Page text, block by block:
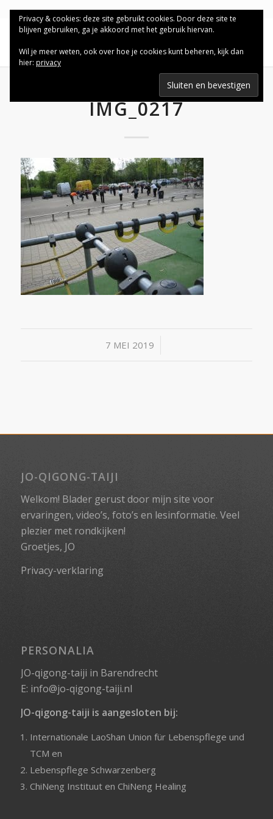
IMG_0217
7 MEI 2019
/
JO-QIGONG-TAIJI
Welkom! Blader gerust door mijn site voor
ervaringen, video’s, foto’s en lesinformatie. Veel
plezier met rondkijken!
Groetjes, JO
Privacy-verklaring
PERSONALIA
JO-qigong-taiji in Barendrecht
E: info@jo-qigong-taiji.nl
JO-qigong-taiji is aangesloten bij:
Internationale LaoShan Union für Lebenspflege und
TCM en
Lebenspflege Schwarzenberg
ChiNeng Instituuten ChiNeng Healing
Privacy & cookies: deze site gebruikt cookies. Door deze site te
blijven gebruiken, ga je akkoord met het gebruik hiervan.
Wil je meer weten, ook over hoe je cookies kunt beheren, kijk dan
hier: privacy